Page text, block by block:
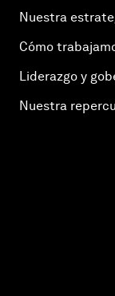
Nuestra
Cómo
Liderazgo y
Nuestra